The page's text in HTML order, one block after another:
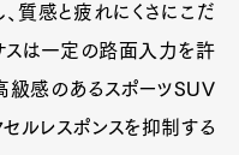
質感と疲れにくさにこだ
スは一定の路面入力を許
級感のあるスポーツSUV
ルレスポンスを抑制する